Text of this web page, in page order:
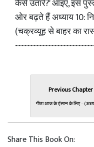
कैसे उतारें?' आइए, इस
ओर बढ़ते हैं अध्याय 10:
(चक्रव्यूह से बाहर का
Previous Chapter
गीता आज के इंसान के लिए –
Share This Book On: